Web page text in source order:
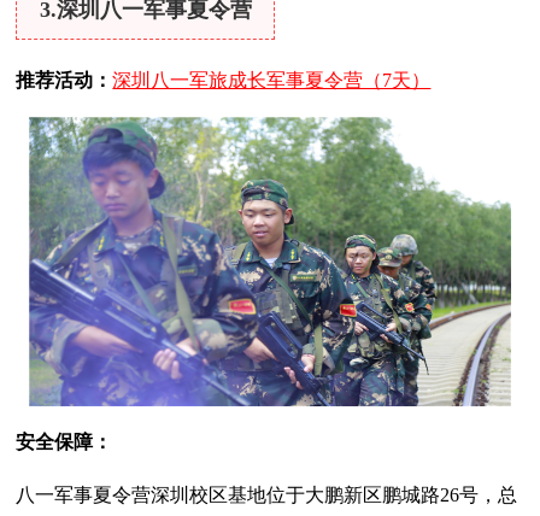
3.深圳八一军事夏令营
推荐活动：深圳八一军旅成长军事夏令营（7天）
安全保障：
八一军事夏令营深圳校区基地位于大鹏新区鹏城路26号，总